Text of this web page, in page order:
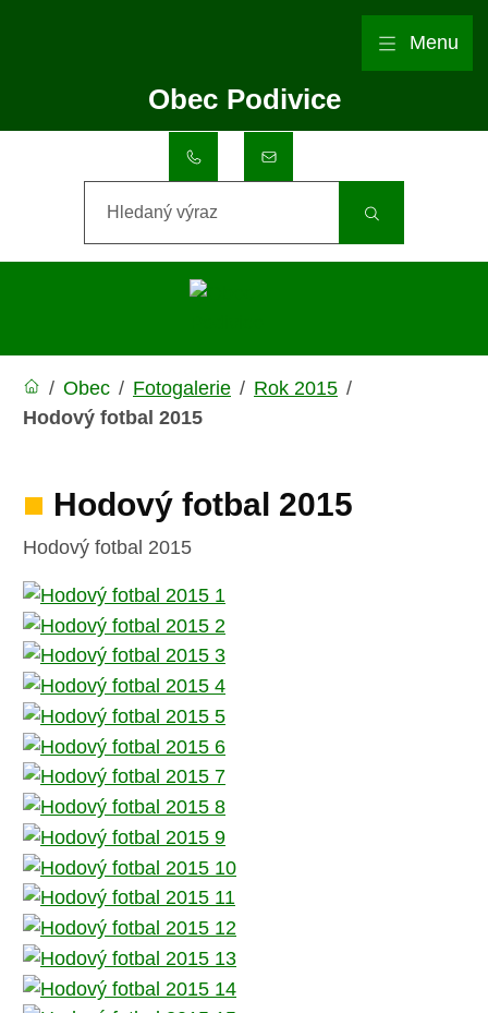
Obec Podivice
+420 517 357 002obec@podivice.eu
Hledaný výraz
Menu
/ Obec / Fotogalerie / Rok 2015 /
Hodový fotbal 2015
Hodový fotbal 2015
Hodový fotbal 2015